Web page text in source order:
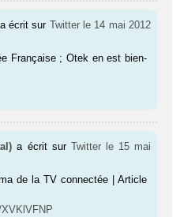
a écrit sur Twitter le 14 mai 2012
Française ; Otek en est bien-
a écrit sur Twitter
le 15 mai
de la TV connectée | Article